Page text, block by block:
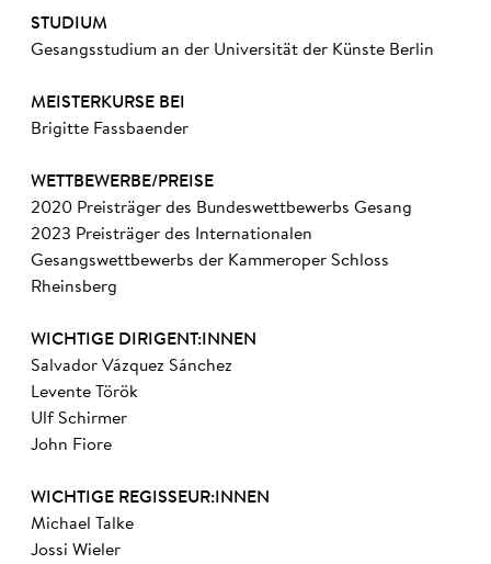
STUDIUM
Gesangsstudium an der Universität der Künste Berlin
MEISTERKURSE BEI
Brigitte Fassbaender
WETTBEWERBE/PREISE
2020 Preisträger des Bundeswettbewerbs Gesang
2023 Preisträger des Internationalen
Gesangswettbewerbs der Kammeroper Schloss
Rheinsberg
WICHTIGE DIRIGENT:INNEN
Salvador Vázquez Sánchez
Levente Török
Ulf Schirmer
John Fiore
WICHTIGE REGISSEUR:INNEN
Michael Talke
Jossi Wieler